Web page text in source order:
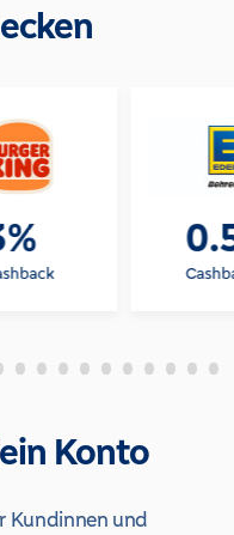
Konto
Kundinnen und